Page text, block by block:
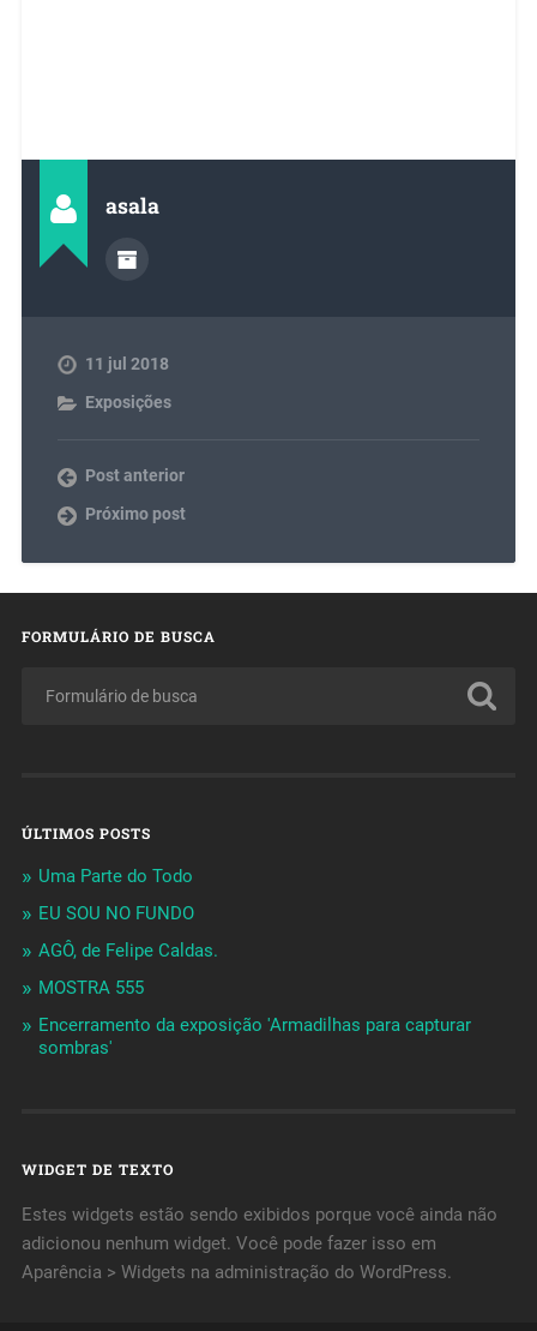
asala
11 jul 2018
Exposições
Post anterior
Próximo post
FORMULÁRIO DE BUSCA
ÚLTIMOS POSTS
Uma Parte do Todo
EU SOU NO FUNDO
AGÔ, de Felipe Caldas.
MOSTRA 555
Encerramento da exposição 'Armadilhas para capturar
sombras'
WIDGET DE TEXTO
Estes widgets estão sendo exibidos porque você ainda não
adicionou nenhum widget. Você pode fazer isso em
Aparência > Widgets na administração do WordPress.